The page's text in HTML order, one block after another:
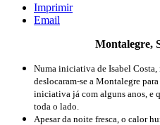
Imprimir
Email
Montalegre,
Numa iniciativa de Isabel Costa,
deslocaram-se a Montalegre
iniciativa já com alguns anos, e
toda o lado.
Apesar da noite fresca, o calor